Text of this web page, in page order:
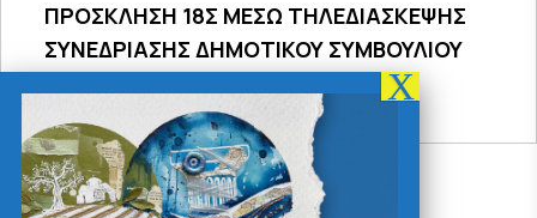
ΠΡΟΣΚΛΗΣΗ 18Σ ΜΕΣΩ ΤΗΛΕΔΙΑΣΚΕΨΗΣ
ΣΥΝΕΔΡΙΑΣΗΣ ΔΗΜΟΤΙΚΟΥ ΣΥΜΒΟΥΛΙΟΥ